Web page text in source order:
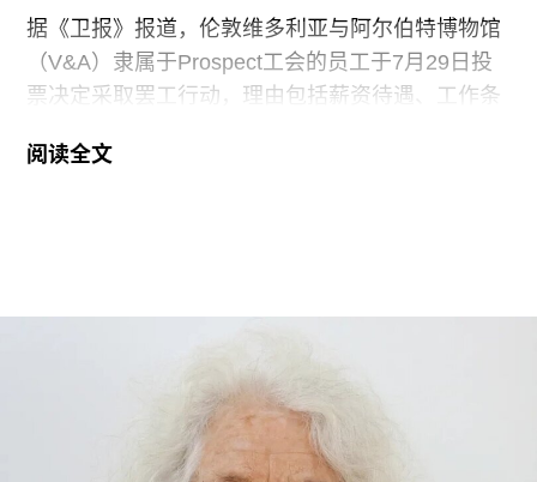
据《卫报》报道，伦敦维多利亚与阿尔伯特博物馆
（V&A）隶属于Prospect工会的员工于7月29日投
票决定采取罢工行动，理由包括薪资待遇、工作条
地区共运营四家博物馆，包括南肯辛顿的V&A博物
藏库的员工100%投票支持罢工行动。
V&A东馆典藏库于2025年5月开放，向公众展示了
数千件尚未在其他场馆展出的藏品。负责馆内“预约
阅读全文